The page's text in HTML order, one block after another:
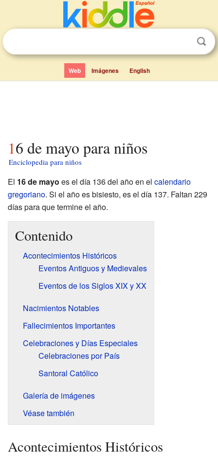
Web Imágenes English
16 de mayo para niños
Enciclopedia para niños
El 16 de mayo es el día 136 del año en el calendario
gregoriano. Si el año es bisiesto, es el día 137. Faltan 229
días para que termine el año.
Contenido
Acontecimientos Históricos
Eventos Antiguos y Medievales
Eventos de los Siglos XIX y XX
Nacimientos Notables
Fallecimientos Importantes
Celebraciones y Días Especiales
Celebraciones por País
Santoral Católico
Galería de imágenes
Véase también
Acontecimientos Históricos